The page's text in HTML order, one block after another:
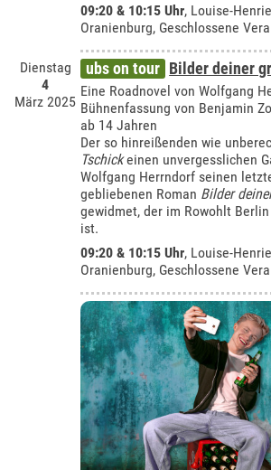
09:20 & 10:15 Uhr, Louise-
Oranienburg, Geschlossene
Dienstag
4
März 2025
ubs on tour Bilder deiner
Eine Roadnovel von Wolfgang
Bühnenfassung von Benjamin
ab 14 Jahren
Der so hinreißenden wie
Tschickeinen unvergesslichen
Wolfgang Herrndorf seinen
gebliebenen Roman Bilder
gewidmet, der im Rowohlt
ist.
09:20 & 10:15 Uhr, Louise-
Oranienburg, Geschlossene